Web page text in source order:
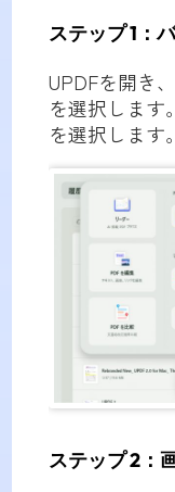
ステップ 1：
UPDFを開き
を選択します
を選択します。
ステップ 2：